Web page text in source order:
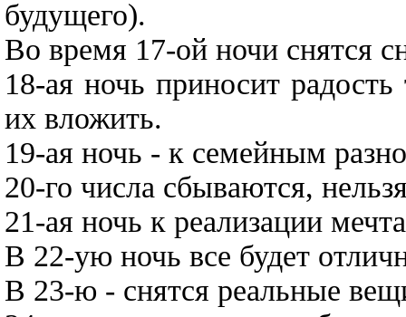
будущего).
Во время 17-ой ночи снятся
18-ая ночь приносит
их вложить.
19-ая ночь - к семейным
20-го числа сбываются,
21-ая ночь к реализации
В 22-ую ночь все будет
В 23-ю - снятся реальные